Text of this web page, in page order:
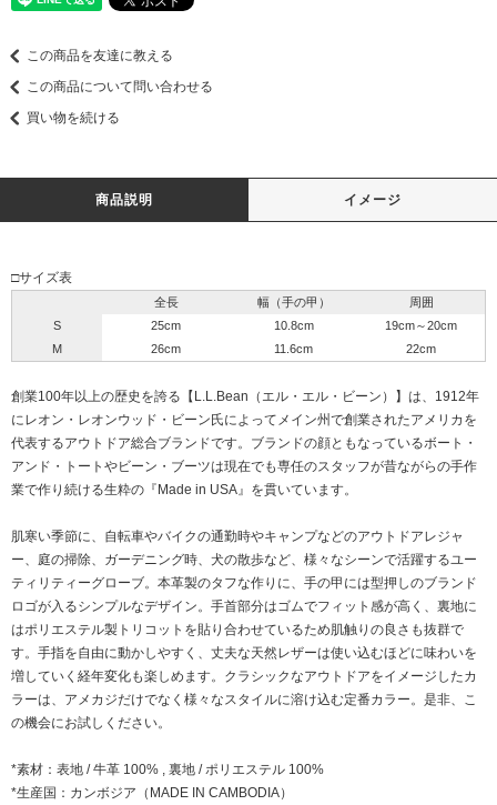
この商品を友達に教える
この商品について問い合わせる
買い物を続ける
商品説明 イメージ
□サイズ表
全長 幅（手の甲）
周囲
S
25cm 10.8cm
19cm～20cm
M
26cm 11.6cm 22cm
創業100年以上の歴史を誇る【L.L.Bean（エル・エル・ビーン）】は、1912年
にレオン・レオンウッド・ビーン氏によってメイン州で創業されたアメリカを
代表するアウトドア総合ブランドです。ブランドの顔ともなっているボート・
アンド・トートやビーン・ブーツは現在でも専任のスタッフが昔ながらの手作
業で作り続ける生粋の『Made in USA』を貫いています。
肌寒い季節に、自転車やバイクの通勤時やキャンプなどのアウトドアレジャ
ー、庭の掃除、ガーデニング時、犬の散歩など、様々なシーンで活躍するユー
ティリティーグローブ。本革製のタフな作りに、手の甲には型押しのブランド
ロゴが入るシンプルなデザイン。手首部分はゴムでフィット感が高く、裏地に
はポリエステル製トリコットを貼り合わせているため肌触りの良さも抜群で
す。手指を自由に動かしやすく、丈夫な天然レザーは使い込むほどに味わいを
増していく経年変化も楽しめます。クラシックなアウトドアをイメージしたカ
ラーは、アメカジだけでなく様々なスタイルに溶け込む定番カラー。是非、こ
の機会にお試しください。
*素材：表地 / 牛革 100% , 裏地 / ポリエステル 100%
*生産国：カンボジア（MADE IN CAMBODIA）